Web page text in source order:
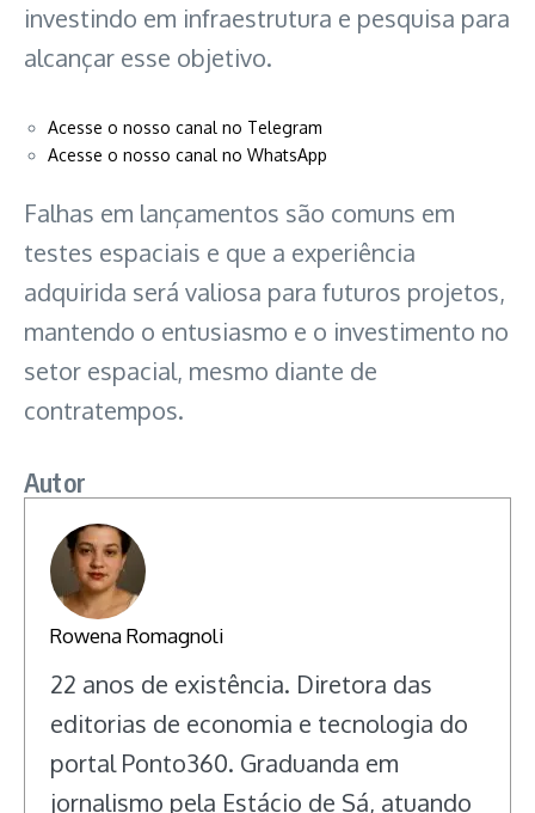
investindo em infraestrutura e pesquisa para
alcançar esse objetivo.
Acesse o nosso canal no Telegram
Acesse o nosso canal no WhatsApp
Falhas em lançamentos são comuns em
testes espaciais e que a experiência
adquirida será valiosa para futuros projetos,
mantendo o entusiasmo e o investimento no
setor espacial, mesmo diante de
contratempos.
Autor
Rowena Romagnoli
22 anos de existência. Diretora das
editorias de economia e tecnologia do
portal Ponto360. Graduanda em
jornalismo pela Estácio de Sá, atuando